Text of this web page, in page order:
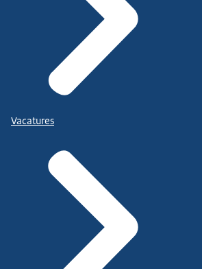
Vacatures